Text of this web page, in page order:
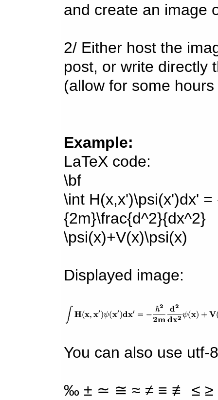
and create an image
2/ Either host the
post, or write directly
(allow for some
Example:
LaTeX code:
\bf
\int H(x,x')\psi(x')dx'
{2m}\frac{d^2}{dx^2}
\psi(x)+V(x)\psi(x)
Displayed image:
You can also use utf-
‰ ± ≃ ≅ ≈ ≠ ≡ ≢ ≤